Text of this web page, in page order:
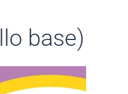
base)